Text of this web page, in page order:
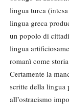
lingua turca
lingua greca
un popolo di
lingua
romanì come
Certamente la
scritte della lingua
all’ostracismo